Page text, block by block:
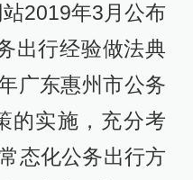
2019年3月公布
出行经验做法典
广东惠州市公务
的实施，充分考
态化公务出行方